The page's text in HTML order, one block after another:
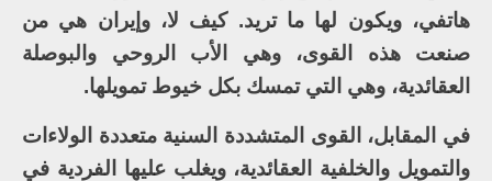
هاتفي، ويكون لها ما تريد. كيف لا، وإيران هي من
صنعت هذه القوى، وهي الأب الروحي والبوصلة
العقائدية، وهي التي تمسك بكل خيوط تمويلها.
في المقابل، القوى المتشددة السنية متعددة الولاءات
والتمويل والخلفية العقائدية، ويغلب عليها الفردية في